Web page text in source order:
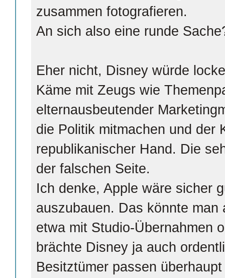
zusammen fotografieren.
An sich also eine runde
Eher nicht, Disney würde
Käme mit Zeugs wie
elternausbeutender
die Politik mitmachen und der
republikanischer Hand. Die
der falschen Seite.
Ich denke, Apple wäre sicher
auszubauen. Das könnte man
etwa mit Studio-Übernahmen
brächte Disney ja auch
Besitztümer passen